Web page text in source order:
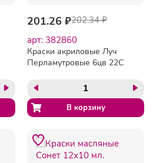
201.26 ₽202.34 ₽
арт: 382860
Краски акриловые Луч
Перламутровые 6цв 22С